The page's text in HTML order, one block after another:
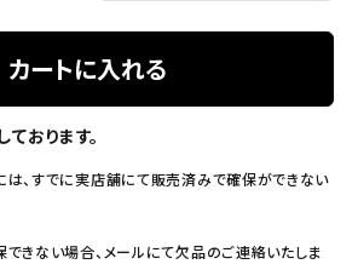
カートに入れる
おります。
、すでに実店舗にて販売済みで確保ができない
きない場合、メールにて欠品のご連絡いたしま